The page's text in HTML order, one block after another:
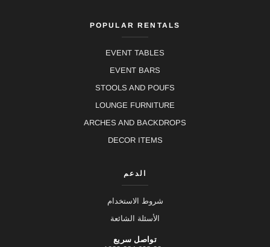
POPULAR RENTALS
EVENT TABLES
EVENT BARS
STOOLS AND POUFS
LOUNGE FURNITURE
ARCHES AND BACKDROPS
DECOR ITEMS
الدعم
شروط الاستخدام
الأسئلة الشائعة
تواصل سريع